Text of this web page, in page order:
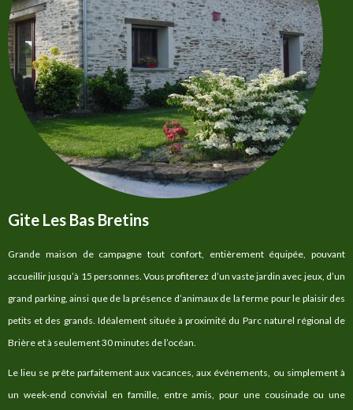
Gite Les Bas Bretins
Grande maison de campagne tout confort, entièrement équipée, pouvant
accueillir jusqu’à 15 personnes. Vous profiterez d’un vaste jardin avec jeux, d’un
grand parking, ainsi que de la présence d’animaux de la ferme pour le plaisir des
petits et des grands. Idéalement située à proximité du Parc naturel régional de
Brière et à seulement 30 minutes de l’océan.
Le lieu se prête parfaitement aux vacances, aux événements, ou simplement à
un week-end convivial en famille, entre amis, pour une cousinade ou une